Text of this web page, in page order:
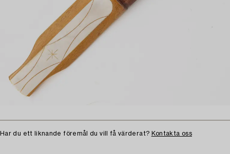
Har du ett liknande föremål du vill få värderat? Kontakta oss